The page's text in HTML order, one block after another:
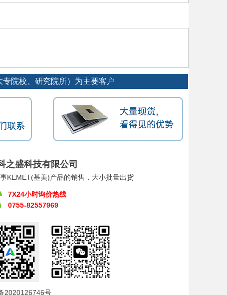
院校、研究院所）为主要客户
之盛科技有限公司
KEMET(基美)产品的销售，大小批量出货
7X24小时询价热线
0755-82557969
2020126746号